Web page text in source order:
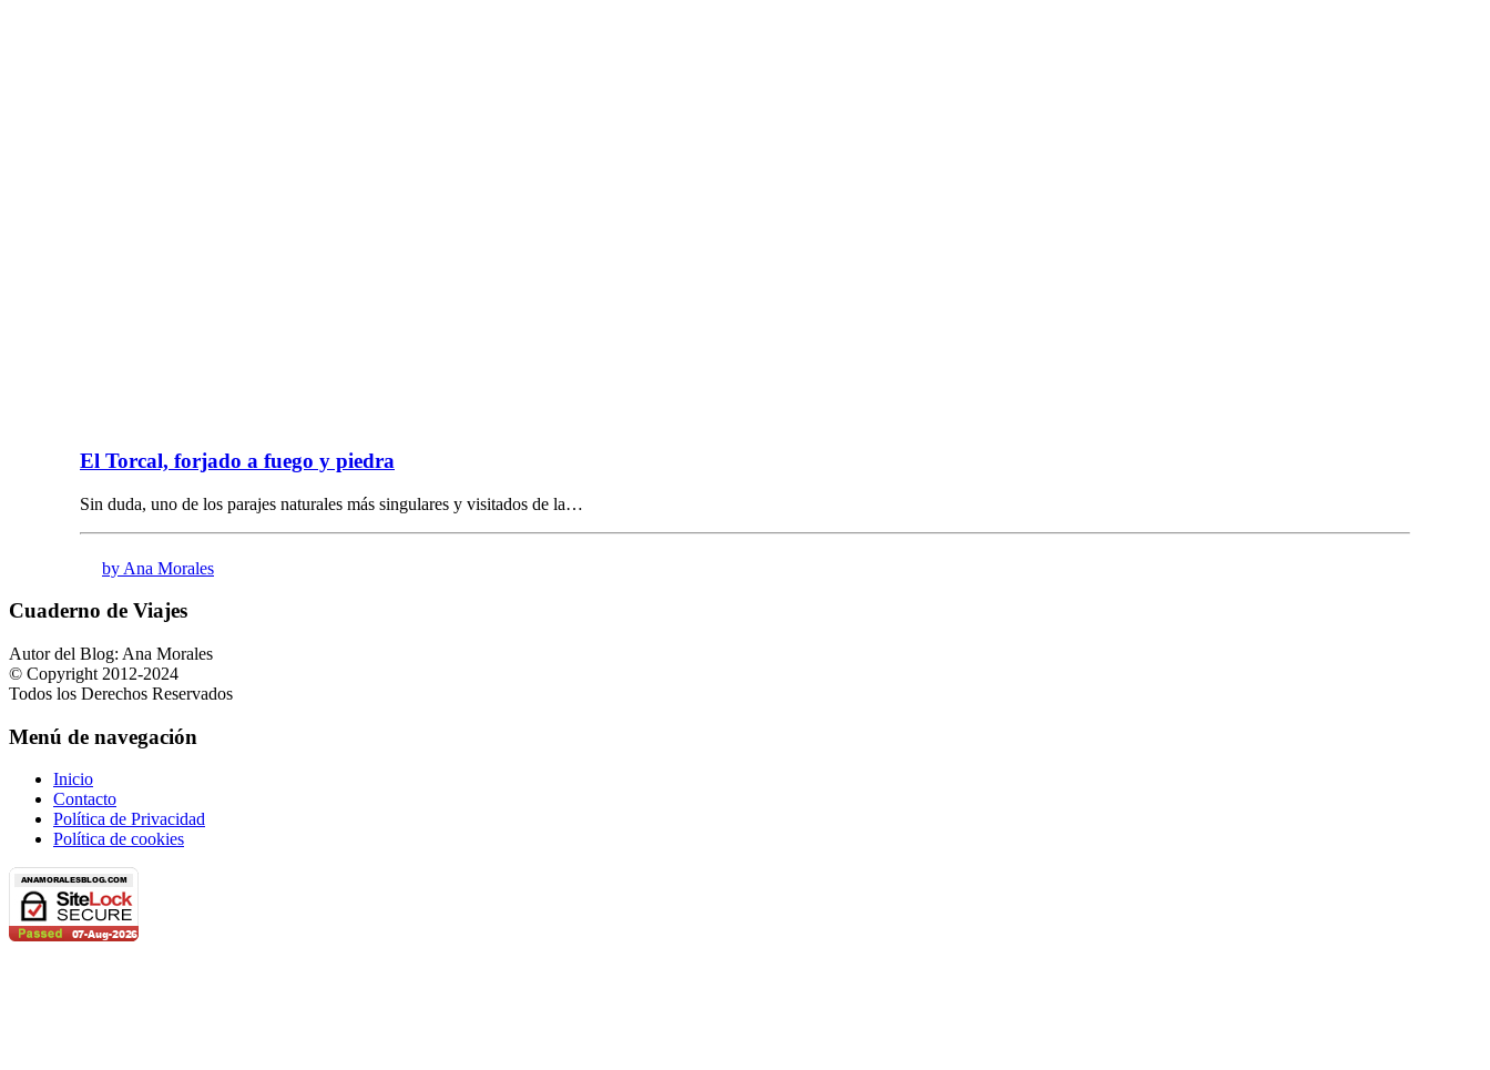
El Torcal, forjado a fuego y piedra
Sin duda, uno de los parajes naturales más singulares y visitados de la…
by Ana Morales
Cuaderno de Viajes
Autor del Blog: Ana Morales
© Copyright 2012-2024
Todos los Derechos Reservados
Menú de navegación
Inicio
Contacto
Política de Privacidad
Política de cookies